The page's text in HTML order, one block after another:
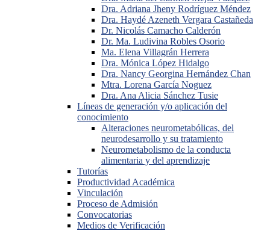
Dra. Adriana Jheny Rodríguez Méndez
Dra. Haydé Azeneth Vergara Castañeda
Dr. Nicolás Camacho Calderón
Dr. Ma. Ludivina Robles Osorio
Ma. Elena Villagrán Herrera
Dra. Mónica López Hidalgo
Dra. Nancy Georgina Hernández Chan
Mtra. Lorena García Noguez
Dra. Ana Alicia Sánchez Tusie
Líneas de generación y/o aplicación del
conocimiento
Alteraciones neurometabólicas, del
neurodesarrollo y su tratamiento
Neurometabolismo de la conducta
alimentaria y del aprendizaje
Tutorías
Productividad Académica
Vinculación
Proceso de Admisión
Convocatorias
Medios de Verificación